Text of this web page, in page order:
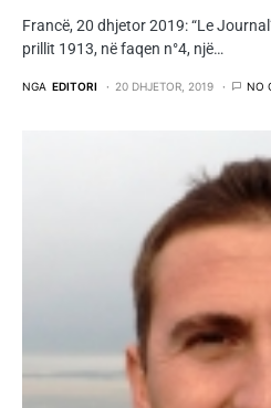
Francë, 20 dhjetor 2019: “Le
prillit 1913, në faqen n°4, një…
NGA EDITORI 20 DHJETOR, 2019 NO